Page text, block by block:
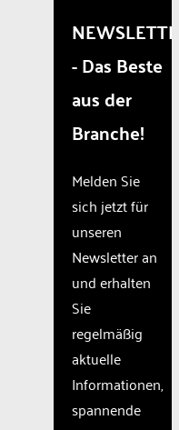
that
are
not
disclosed
to the
The
owner
needs
to
setup
the
site
with
CMP
to add
content
to the
list of
- Das Beste
aus der
Branche!
Melden Sie
sich jetzt für
unseren
Newsletter an
und erhalten
Sie
regelmäßig
aktuelle
Informationen,
spannende